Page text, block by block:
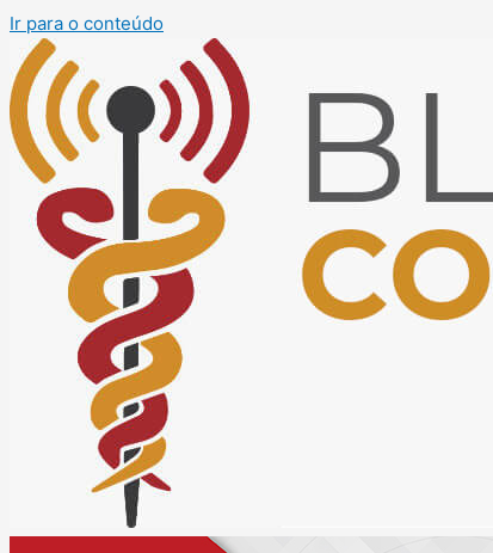
Ir para o conteúdo